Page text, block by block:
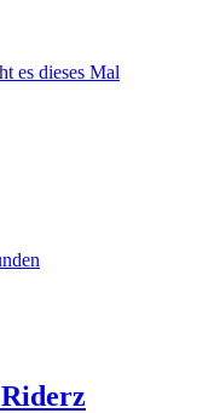
es dieses Mal